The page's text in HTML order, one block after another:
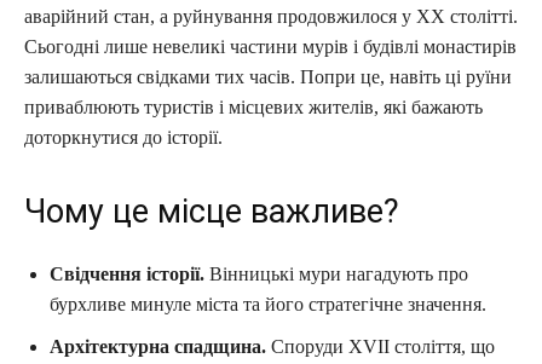
аварійний стан, а руйнування продовжилося у XX столітті.
Сьогодні лише невеликі частини мурів і будівлі монастирів
залишаються свідками тих часів. Попри це, навіть ці руїни
приваблюють туристів і місцевих жителів, які бажають
доторкнутися до історії.
Чому це місце важливе?
Свідчення історії. Вінницькі мури нагадують про
бурхливе минуле міста та його стратегічне значення.
Архітектурна спадщина. Споруди XVII століття, що